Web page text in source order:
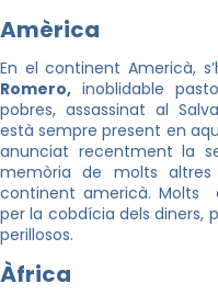
Amèrica
En el continent Americà,
Romero, inoblidable
pobres, assassinat al
està sempre present en
anunciat recentment la
memòria de molts
continent americà. Molts
per la cobdícia dels diners,
perillosos.
Àfrica